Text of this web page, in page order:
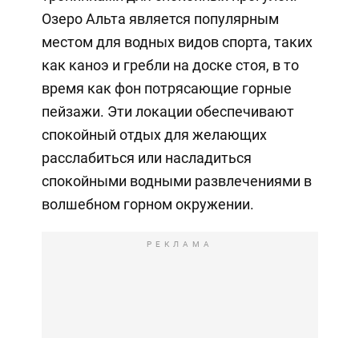
Озеро Альта является популярным
местом для водных видов спорта, таких
как каноэ и гребли на доске стоя, в то
время как фон потрясающие горные
пейзажи. Эти локации обеспечивают
спокойный отдых для желающих
расслабиться или насладиться
спокойными водными развлечениями в
волшебном горном окружении.
РЕКЛАМА